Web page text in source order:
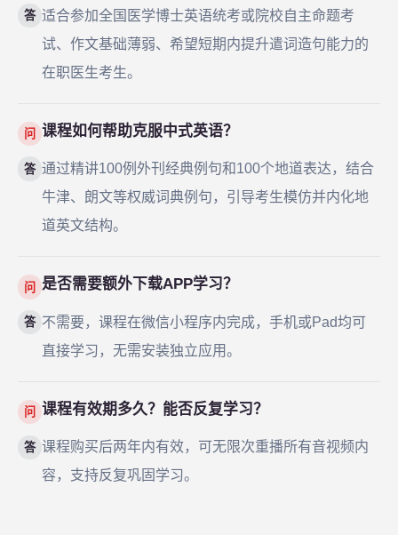
答 适合参加全国医学博士英语统考或院校自主命题考
试、作文基础薄弱、希望短期内提升遣词造句能力的
在职医生考生。
问 课程如何帮助克服中式英语？
答 通过精讲100例外刊经典例句和100个地道表达，结合
牛津、朗文等权威词典例句，引导考生模仿并内化地
道英文结构。
问 是否需要额外下载APP学习？
答 不需要，课程在微信小程序内完成，手机或Pad均可
直接学习，无需安装独立应用。
问 课程有效期多久？能否反复学习？
答 课程购买后两年内有效，可无限次重播所有音视频内
容，支持反复巩固学习。